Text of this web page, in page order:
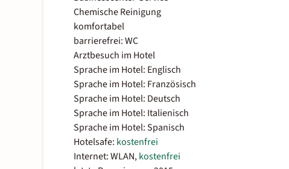
Chemische Reinigung
komfortabel
barrierefrei: WC
Arztbesuch im Hotel
Sprache im Hotel: Englisch
Sprache im Hotel: Französisch
Sprache im Hotel: Deutsch
Sprache im Hotel: Italienisch
Sprache im Hotel: Spanisch
Hotelsafe: kostenfrei
Internet: WLAN,kostenfrei